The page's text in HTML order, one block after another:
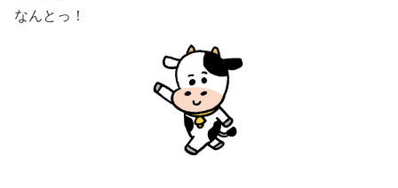
なんとっ！